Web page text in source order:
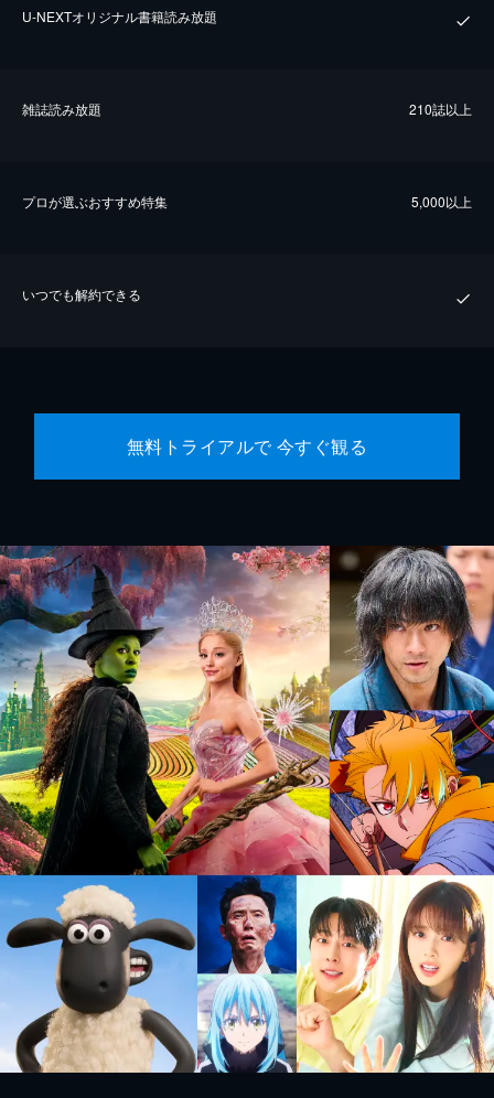
U-NEXTオリジナル書籍読み放題
雑誌読み放題 210誌以上
プロが選ぶおすすめ特集 5,000以上
いつでも解約できる
無料トライアルで 今すぐ観る